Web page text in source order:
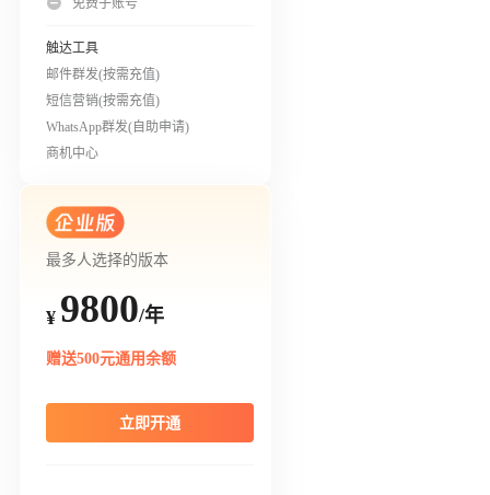
免费子账号
触达工具
邮件群发(按需充值)
短信营销(按需充值)
WhatsApp群发(自助申请)
商机中心
最多人选择的版本
¥ 9800/年
赠送500元通用余额
立即开通